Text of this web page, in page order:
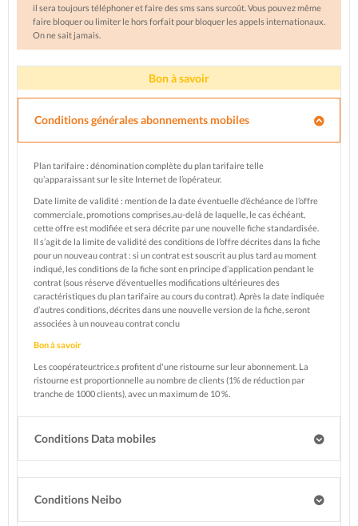
il sera toujours téléphoner et faire des sms sans surcoût. Vous pouvez même
faire bloquer ou limiter le hors forfait pour bloquer les appels internationaux.
On ne sait jamais.
Bon à savoir
Conditions générales abonnements mobiles
Plan tarifaire : dénomination complète du plan tarifaire telle
qu’apparaissant sur le site Internet de l’opérateur.
Date limite de validité : mention de la date éventuelle d’échéance de l’offre
commerciale, promotions comprises,au-delà de laquelle, le cas échéant,
cette offre est modifiée et sera décrite par une nouvelle fiche standardisée.
Il s’agit de la limite de validité des conditions de l’offre décrites dans la fiche
pour un nouveau contrat : si un contrat est souscrit au plus tard au moment
indiqué, les conditions de la fiche sont en principe d’application pendant le
contrat (sous réserve d’éventuelles modifications ultérieures des
caractéristiques du plan tarifaire au cours du contrat). Après la date indiquée
d’autres conditions, décrites dans une nouvelle version de la fiche, seront
associées à un nouveau contrat conclu
Bon à savoir
Les coopérateur.trice.s profitent d'une ristourne sur leur abonnement. La
ristourne est proportionnelle au nombre de clients (1% de réduction par
tranche de 1000 clients), avec un maximum de 10 %.
Conditions Data mobiles
Conditions Neibo